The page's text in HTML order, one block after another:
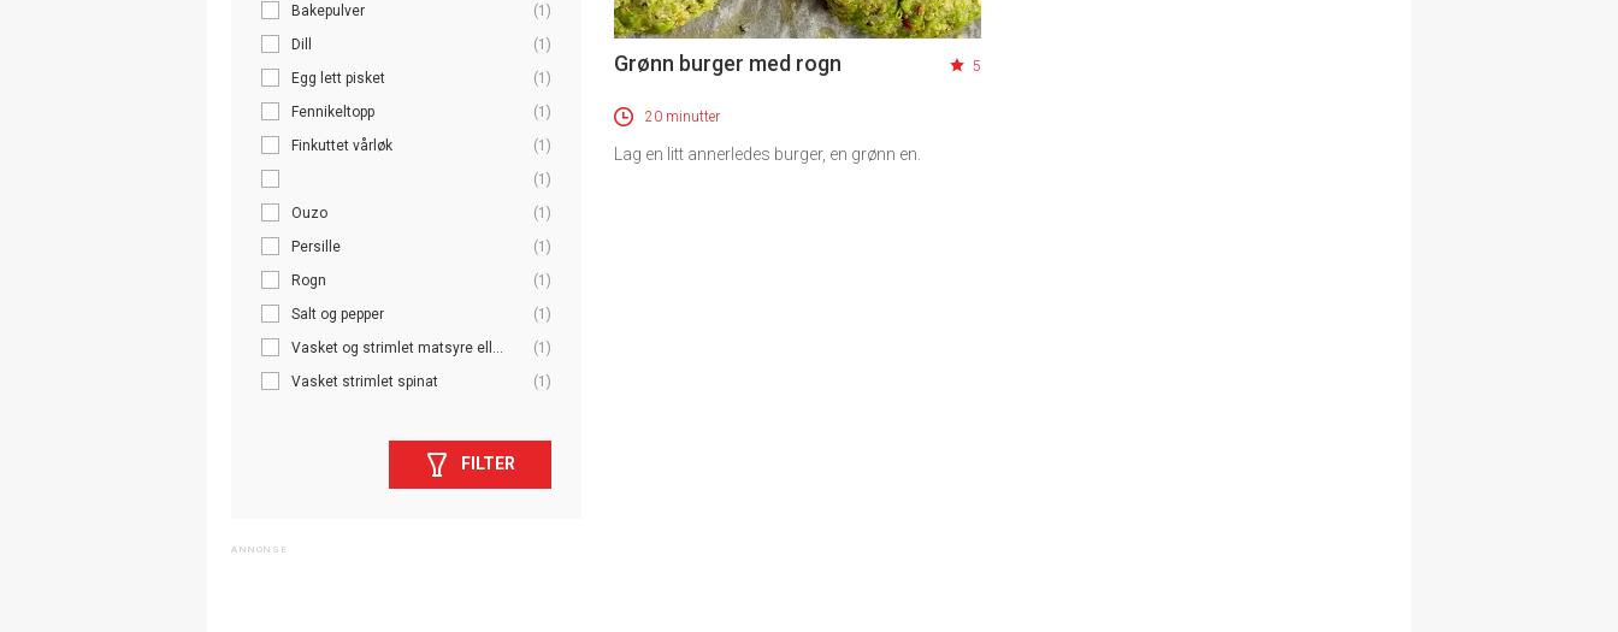
Bakepulver
(1)
Dill
(1)
Egg lett pisket
(1)
Fennikeltopp
(1)
Finkuttet vårløk
(1)
(1)
Ouzo
(1)
Persille
(1)
Rogn
(1)
Salt og pepper
(1)
Vasket og strimlet matsyre ell...
(1)
Vasket strimlet spinat
(1)
FILTER
Grønn burger med rogn 5
20 minutter
Lag en litt annerledes burger, en grønn en.